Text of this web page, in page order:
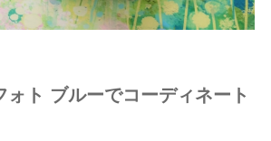
ォト ブルーでコーディネート